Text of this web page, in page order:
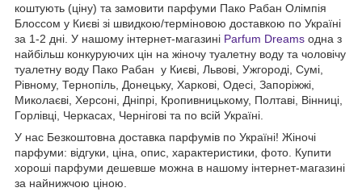
коштують (ціну) та замовити парфуми Пако Рабан Олімпія
Блоссом у Києві зі швидкою/терміновою доставкою по Україні
за 1-2 дні. У нашому інтернет-магазині Parfum Dreams одна з
найбільш конкуруючих цін на жіночу туалетну воду та чоловічу
туалетну воду Пако Рабан у Києві, Львові, Ужгороді, Сумі,
Рівному, Тернопіль, Донецьку, Харкові, Одесі, Запоріжжі,
Миколаєві, Херсоні, Дніпрі, Кропивницькому, Полтаві, Вінниці,
Горлівці, Черкасах, Чернігові та по всій Україні.
У нас Безкоштовна доставка парфумів по Україні! Жіночі
парфуми: відгуки, ціна, опис, характеристики, фото. Купити
хороші парфуми дешевше можна в нашому інтернет-магазині
за найнижчою ціною.